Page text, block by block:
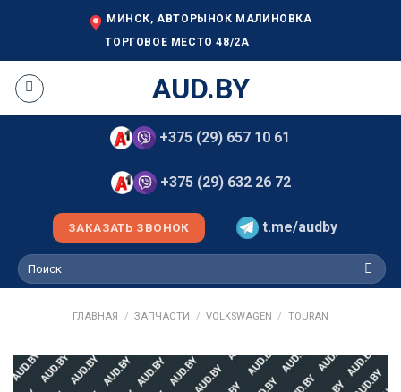
МИНСК, АВТОРЫНОК МАЛИНОВКА
ТОРГОВОЕ МЕСТО 48/2А
AUD.BY
+375 (29) 657 10 61
+375 (29) 632 26 72
ЗАКАЗАТЬ ЗВОНОК t.me/audby
Искать:
ГЛАВНАЯ / ЗАПЧАСТИ / VOLKSWAGEN / TOURAN